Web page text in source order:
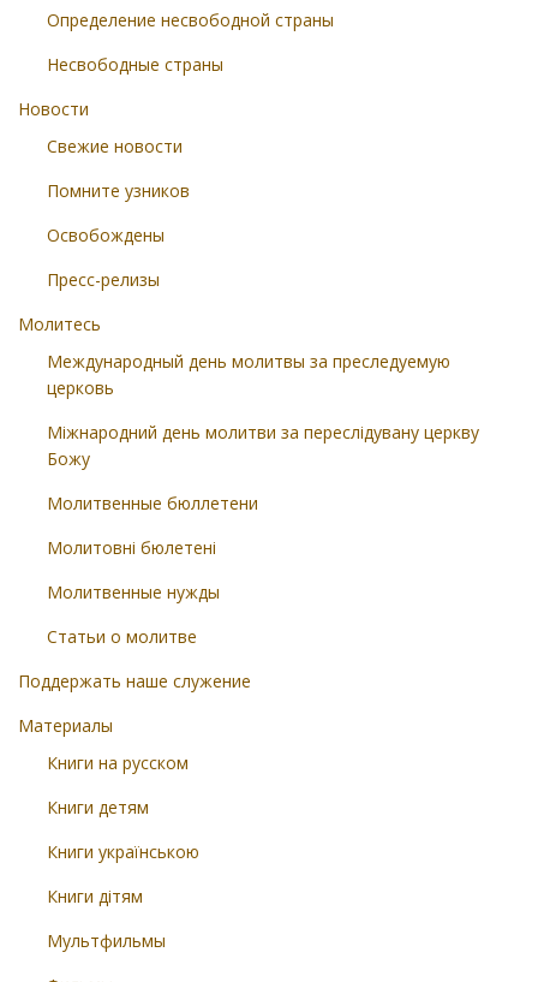
Определение несвободной страны
Несвободные страны
Новости
Свежие новости
Помните узников
Освобождены
Пресс-релизы
Молитесь
Международный день молитвы за преследуемую
церковь
Міжнародний день молитви за переслідувану церкву
Божу
Молитвенные бюллетени
Молитовні бюлетені
Молитвенные нужды
Статьи о молитве
Поддержать наше служение
Материалы
Книги на русском
Книги детям
Книги українською
Книги дітям
Мультфильмы